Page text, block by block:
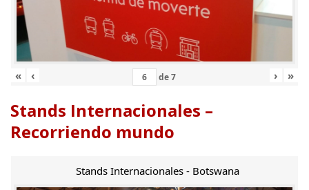
« ‹ de7 › »
Stands Internacionales –
Recorriendo mundo
Stands Internacionales - Botswana